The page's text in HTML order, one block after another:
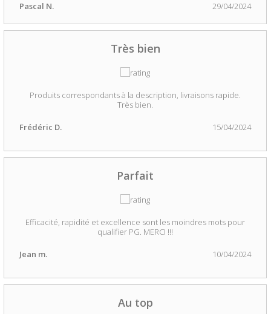
Pascal N. 29/04/2024
Très bien
Produits correspondants à la description, livraisons rapide.
Très bien.
Frédéric D. 15/04/2024
Parfait
Efficacité, rapidité et excellence sont les moindres mots pour
qualifier PG. MERCI !!!
Jean m. 10/04/2024
Au top